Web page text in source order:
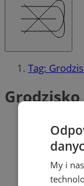
Tag:
My i